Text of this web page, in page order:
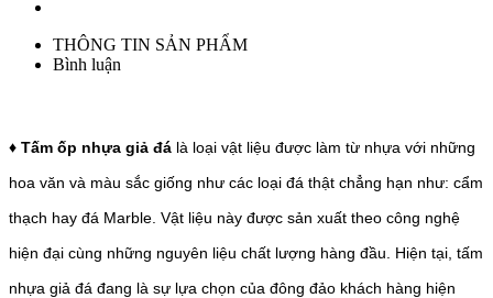
THÔNG TIN SẢN PHẨM
Bình luận
♦ Tấm ốp nhựa giả đá là loại vật liệu được làm từ nhựa với những
hoa văn và màu sắc giống như các loại đá thật chẳng hạn như: cẩm
thạch hay đá Marble. Vật liệu này được sản xuất theo công nghệ
hiện đại cùng những nguyên liệu chất lượng hàng đầu. Hiện tại, tấm
nhựa giả đá đang là sự lựa chọn của đông đảo khách hàng hiện